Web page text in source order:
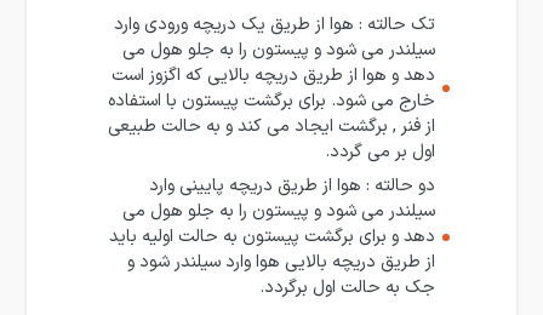
تک حالته : هوا از طریق یک دریچه ورودی وارد
سیلندر می شود و پیستون را به جلو هول می
دهد و هوا از طریق دریچه بالایی که اگزوز است
خارج می شود. برای برگشت پیستون با استفاده
از فنر , برگشت ایجاد می کند و به حالت طبیعی
اول بر می گردد.
دو حالته : هوا از طریق دریچه پایینی وارد
سیلندر می شود و پیستون را به جلو هول می
دهد و برای برگشت پیستون به حالت اولیه باید
از طریق دریچه بالایی هوا وارد سیلندر شود و
جک به حالت اول برگردد.